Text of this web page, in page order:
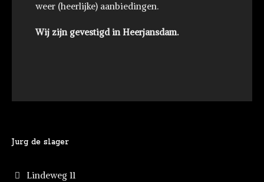
weer (heerlijke) aanbiedingen.
Wij zijn gevestigd in Heerjansdam.
Jurg de slager
Lindeweg 11